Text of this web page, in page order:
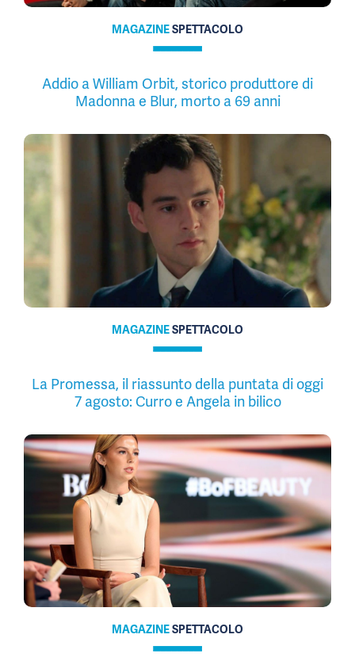
MAGAZINESPETTACOLO
Addio a William Orbit, storico produttore di
Madonna e Blur, morto a 69 anni
MAGAZINESPETTACOLO
La Promessa, il riassunto della puntata di oggi
7 agosto: Curro e Angela in bilico
MAGAZINESPETTACOLO